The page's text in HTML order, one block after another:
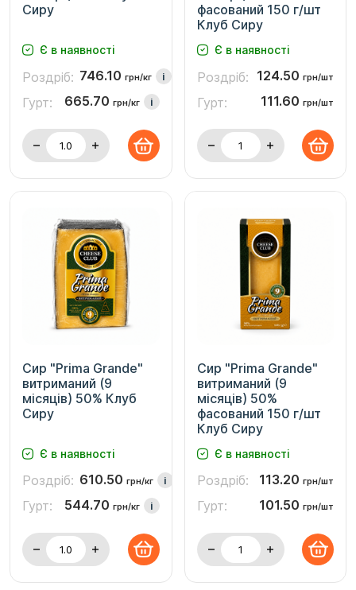
Сиру
Є в наявності
Роздріб: 746.10 грн/кг i
Гурт: 665.70 грн/кг i
фасований 150 г/шт
Клуб Сиру
Є в наявності
Роздріб: 124.50 грн/шт
Гурт: 111.60 грн/шт
Сир "Prima Grande"
витриманий (9
місяців) 50% Клуб
Сиру
Є в наявності
Роздріб: 610.50 грн/кг i
Гурт: 544.70 грн/кг i
Сир "Prima Grande"
витриманий (9
місяців) 50%
фасований 150 г/шт
Клуб Сиру
Є в наявності
Роздріб: 113.20 грн/шт
Гурт: 101.50 грн/шт